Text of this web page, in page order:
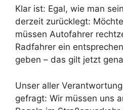
Klar ist: Egal, wie man
derzeit zurücklegt:
müssen Autofahrer
Radfahrer ein
geben – das gilt jetzt
Unser aller
gefragt: Wir müssen uns